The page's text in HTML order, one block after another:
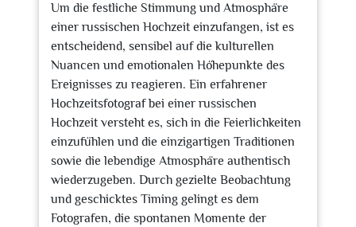
Um die festliche Stimmung und Atmosphäre
einer russischen Hochzeit einzufangen, ist es
entscheidend, sensibel auf die kulturellen
Nuancen und emotionalen Höhepunkte des
Ereignisses zu reagieren. Ein erfahrener
Hochzeitsfotograf bei einer russischen
Hochzeit versteht es, sich in die Feierlichkeiten
einzufühlen und die einzigartigen Traditionen
sowie die lebendige Atmosphäre authentisch
wiederzugeben. Durch gezielte Beobachtung
und geschicktes Timing gelingt es dem
Fotografen, die spontanen Momente der